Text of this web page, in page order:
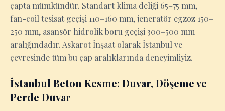
çapta mümkündür. Standart klima deliği 65–75 mm,
fan-coil tesisat geçişi 110–160 mm, jeneratör egzoz 150–
250 mm, asansör hidrolik boru geçişi 300–500 mm
aralığındadır. Askarot İnşaat olarak İstanbul ve
çevresinde tüm bu çap aralıklarında deneyimliyiz.
İstanbul Beton Kesme: Duvar, Döşeme ve
Perde Duvar